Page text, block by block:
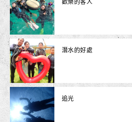
歡樂的客人
潛水的好處
追光